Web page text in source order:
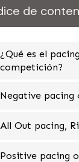
de
¿Qué es el
competición?
Negative
All Out pacing,
Positive pacing